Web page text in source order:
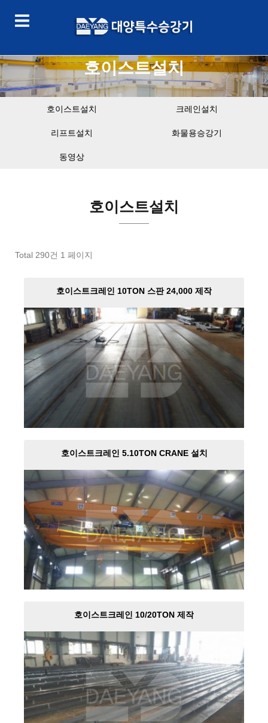
호이스트설치
호이스트설치 크레인설치
리프트설치 화물용승강기
동영상
호이스트설치
Total 290건 1 페이지
호이스트크레인 10TON 스판 24,000 제작
호이스트크레인 5.10TON CRANE 설치
호이스트크레인 10/20TON 제작